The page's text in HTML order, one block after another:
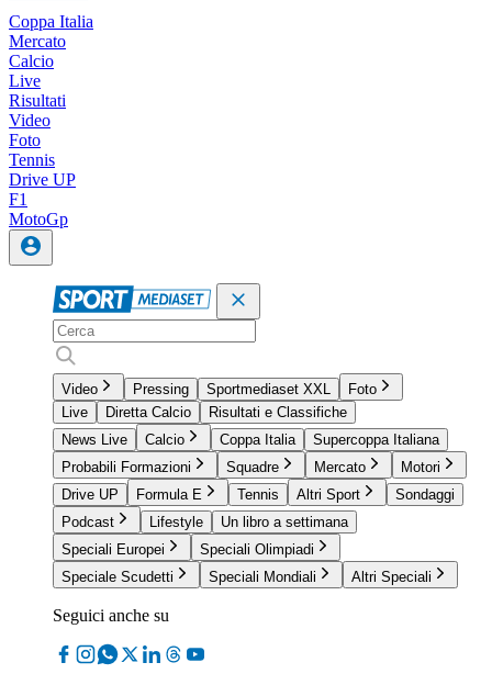
Coppa Italia
Mercato
Calcio
Live
Risultati
Video
Foto
Tennis
Drive UP
F1
MotoGp
Video Pressing Sportmediaset XXL
Foto
Live
Diretta Calcio
Risultati e Classifiche
News Live
Calcio Coppa Italia
Supercoppa Italiana
Probabili Formazioni
Squadre Mercato
Motori
Drive UP
Formula E Tennis Altri Sport
Sondaggi
Podcast
Lifestyle
Un libro a settimana
Speciali Europei
Speciali Olimpiadi
Speciale Scudetti
Speciali Mondiali Altri Speciali
Seguici anche su